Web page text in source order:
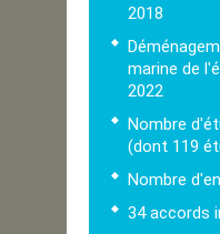
2018
marine de
2022
Nombre
(dont 119
Nombre
34 accords